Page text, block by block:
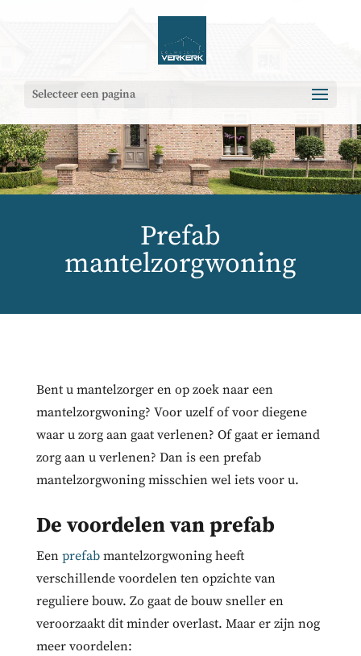
Selecteer een pagina
Prefab
mantelzorgwoning
Bent u mantelzorger en op zoek naar een
mantelzorgwoning? Voor uzelf of voor diegene
waar u zorg aan gaat verlenen? Of gaat er iemand
zorg aan u verlenen? Dan is een prefab
mantelzorgwoning misschien wel iets voor u.
De voordelen van prefab
Een prefabmantelzorgwoning heeft
verschillende voordelen ten opzichte van
reguliere bouw. Zo gaat de bouw sneller en
veroorzaakt dit minder overlast. Maar er zijn nog
meer voordelen: